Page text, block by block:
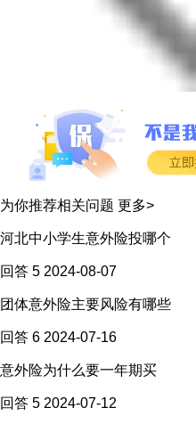
为你推荐相关问题 更多>
河北中小学生意外险投哪个
回答 5 2024-08-07
团体意外险主要风险有哪些
回答 6 2024-07-16
意外险为什么要一年期买
回答 5 2024-07-12